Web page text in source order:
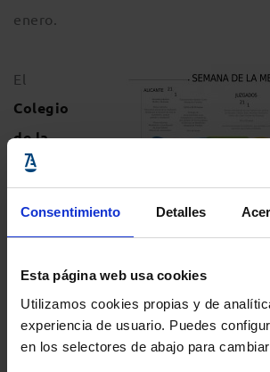
Consentimiento Detalles
Esta página web usa cookies
Utilizamos cookies propias y de
experiencia de usuario. Puedes
en los selectores de abajo para
enero.
Mediación ICALI
El
Colegio
de la
Abogacía de Alicante,por su parte,